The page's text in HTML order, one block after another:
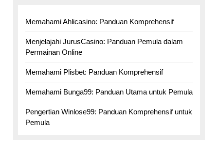
Memahami Ahlicasino: Panduan Komprehensif
Menjelajahi JurusCasino: Panduan Pemula dalam
Permainan Online
Memahami Plisbet: Panduan Komprehensif
Memahami Bunga99: Panduan Utama untuk Pemula
Pengertian Winlose99: Panduan Komprehensif untuk
Pemula